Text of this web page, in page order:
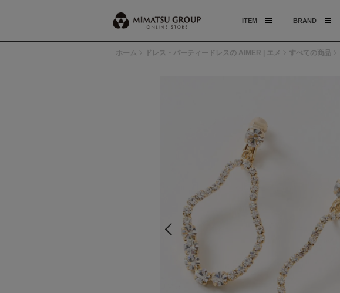
ITEM BRAND
ホーム ドレス・パーティードレスの AIMER | エメ すべての商品